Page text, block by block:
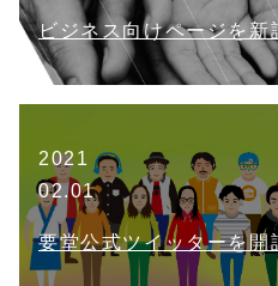
ビジネス向けページを新
2021
02.01
要堂公式ツイッターを開